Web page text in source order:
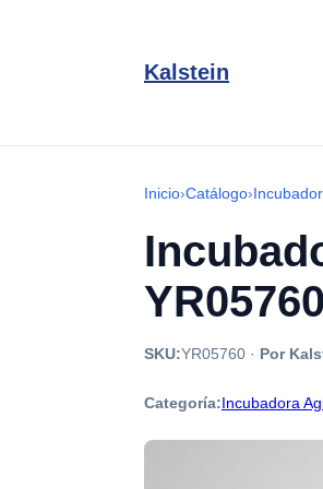
Kalstein
Inicio›Catálogo›
SKU:YR05760 · Por
Categoría:Incubadora